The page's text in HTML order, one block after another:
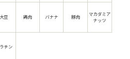
大豆 鶏肉 バナナ 豚肉
マカダミア
ナッツ
チン